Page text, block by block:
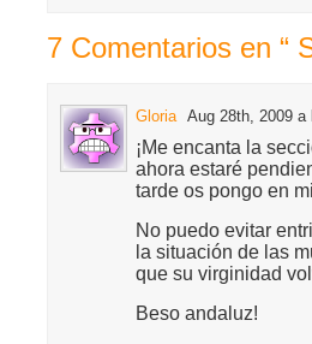
7 Comentarios en “
Gloria Aug 28th, 2009 a
¡Me encanta la
ahora estaré
tarde os pongo en
No puedo evitar
la situación de las
que su virginidad
Beso andaluz!